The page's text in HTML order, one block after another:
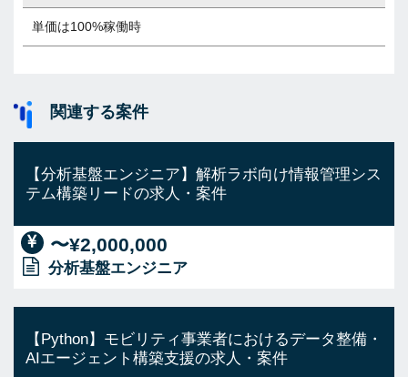
単価は100%稼働時
関連する案件
【分析基盤エンジニア】解析ラボ向け情報管理シス
テム構築リードの求人・案件
〜¥2,000,000
分析基盤エンジニア
【Python】モビリティ事業者におけるデータ整備・
AIエージェント構築支援の求人・案件